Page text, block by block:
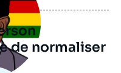
de normaliser